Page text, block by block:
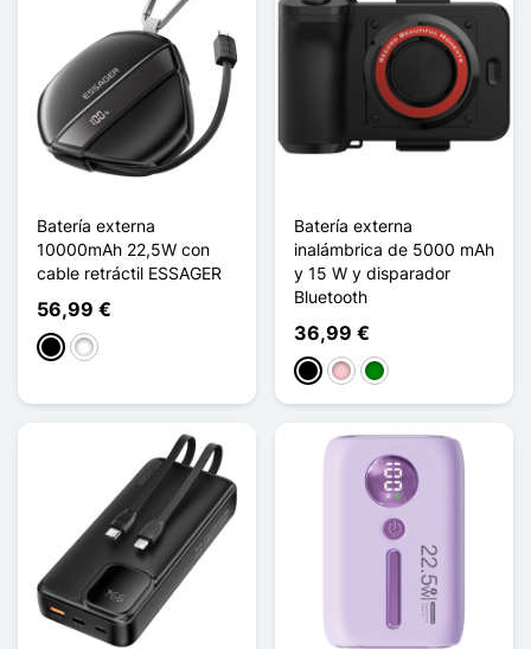
Batería externa
10000mAh 22,5W con
cable retráctil ESSAGER
56,99 €
NegroBlanco
Batería externa
inalámbrica de 5000 mAh
y 15 W y disparador
Bluetooth
36,99 €
NegroRosaVerde